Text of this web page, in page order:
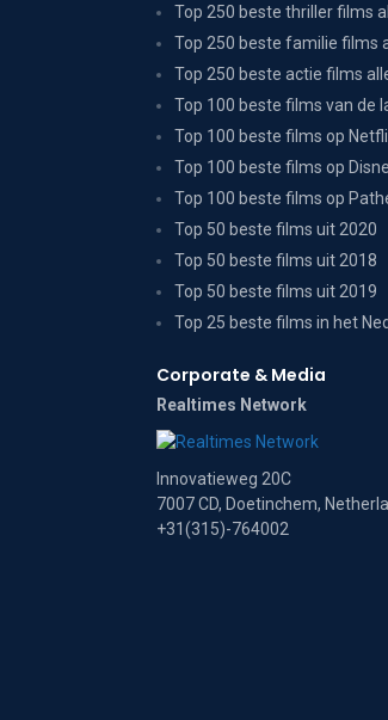
Top 250 beste thriller films
Top 250 beste familie films
Top 250 beste actie films
Top 100 beste films van de
Top 100 beste films op
Top 100 beste films op
Top 100 beste films op
Top 50 beste films uit 2020
Top 50 beste films uit 2018
Top 50 beste films uit 2019
Top 25 beste films in het
Corporate & Media
Realtimes Network
Innovatieweg 20C
7007 CD, Doetinchem,
+31(315)-764002